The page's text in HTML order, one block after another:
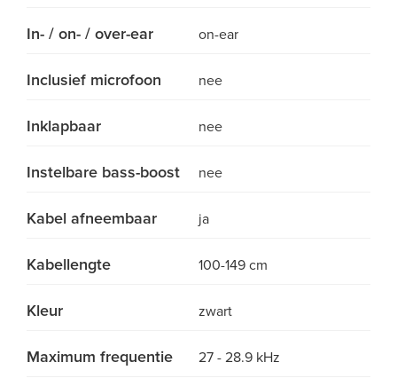
In- / on- / over-ear on-ear
Inclusief microfoon nee
Inklapbaar nee
Instelbare bass-boost nee
Kabel afneembaar ja
Kabellengte 100-149 cm
Kleur zwart
Maximum frequentie 27 - 28.9 kHz